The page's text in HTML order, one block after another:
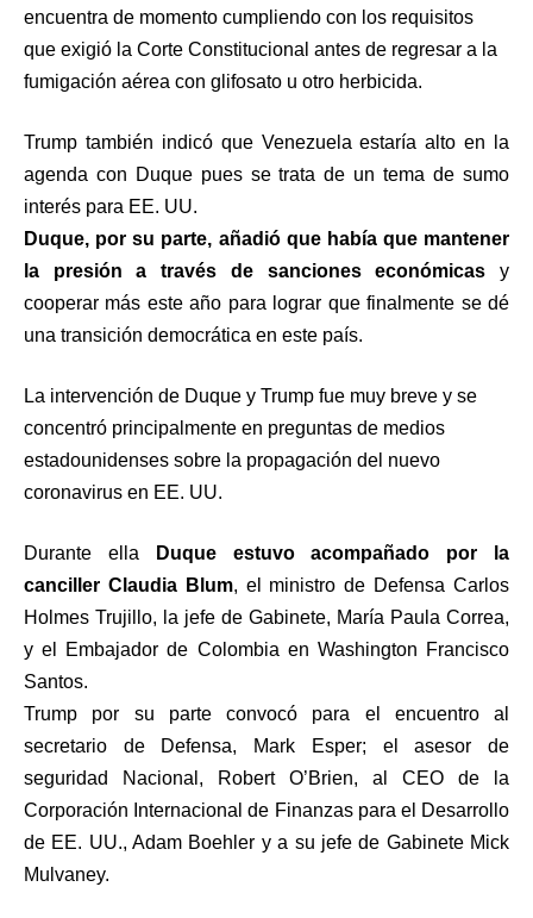
encuentra de momento cumpliendo con los requisitos
que exigió la Corte Constitucional antes de regresar a la
fumigación aérea con glifosato u otro herbicida.
Trump también indicó que Venezuela estaría alto en la
agenda con Duque pues se trata de un tema de sumo
interés para EE. UU.
Duque, por su parte, añadió que había que mantener
la presión a través de sanciones económicas y
cooperar más este año para lograr que finalmente se dé
una transición democrática en este país.
La intervención de Duque y Trump fue muy breve y se
concentró principalmente en preguntas de medios
estadounidenses sobre la propagación del nuevo
coronavirus en EE. UU.
Durante ella
Duque estuvo acompañado por la
canciller Claudia Blum, el ministro de Defensa Carlos
Holmes Trujillo, la jefe de Gabinete, María Paula Correa,
y el Embajador de Colombia en Washington Francisco
Santos.
Trump por su parte convocó para el encuentro al
secretario de Defensa, Mark Esper; el asesor de
seguridad Nacional, Robert O’Brien, al CEO de la
Corporación Internacional de Finanzas para el Desarrollo
de EE. UU., Adam Boehler y a su jefe de Gabinete Mick
Mulvaney.